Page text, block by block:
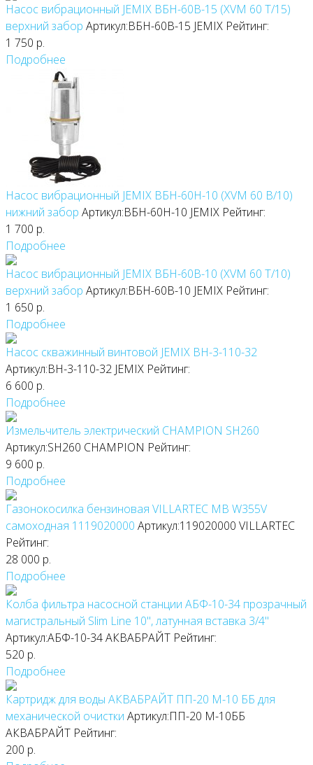
Насос вибрационный JEMIX ВБН-60В-15 (XVM 60 T/15)
верхний забор Артикул:ВБН-60В-15 JEMIX Рейтинг:
1 750 р.
Подробнее
Насос вибрационный JEMIX ВБН-60Н-10 (XVM 60 В/10)
нижний забор Артикул:ВБН-60Н-10 JEMIX Рейтинг:
1 700 р.
Подробнее
Насос вибрационный JEMIX ВБН-60В-10 (XVM 60 T/10)
верхний забор Артикул:ВБН-60В-10 JEMIX Рейтинг:
1 650 р.
Подробнее
Насос скважинный винтовой JEMIX ВН-3-110-32
Артикул:ВН-3-110-32 JEMIX Рейтинг:
6 600 р.
Подробнее
Измельчитель электрический CHAMPION SH260
Артикул:SH260 CHAMPION Рейтинг:
9 600 р.
Подробнее
Газонокосилка бензиновая VILLARTEC MB W355V
самоходная 1119020000 Артикул:119020000 VILLARTEC
Рейтинг:
28 000 р.
Подробнее
Колба фильтра насосной станции АБФ-10-34 прозрачный
магистральный Slim Line 10", латунная вставка 3/4"
Артикул:АБФ-10-34АКВАБРАЙТ Рейтинг:
520 р.
Подробнее
Картридж для воды АКВАБРАЙТ ПП-20 М-10 ББ для
механической очистки Артикул:ПП-20 М-10ББ
АКВАБРАЙТ Рейтинг:
200 р.